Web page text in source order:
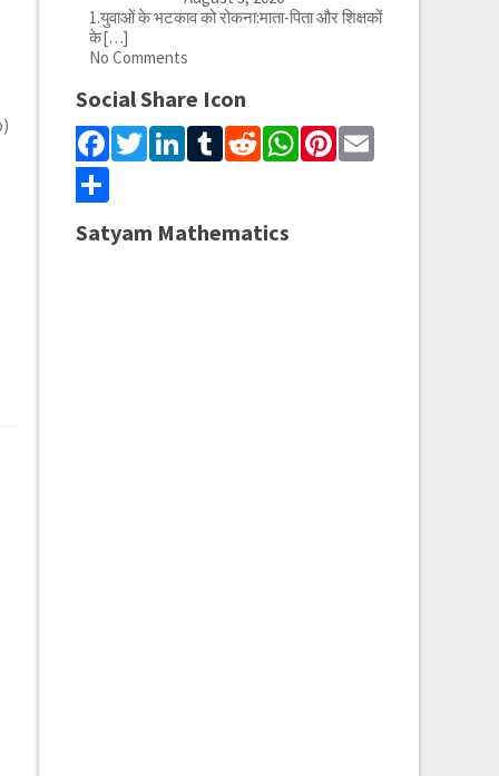
1.युवाओं के भटकाव को रोकना:माता-पिता और शिक्षकों
के[…]
No Comments
Social Share Icon
Facebook
Twitter
LinkedIn
Tumblr
Reddit
WhatsApp
Pinterest
Email
Share
Satyam Mathematics